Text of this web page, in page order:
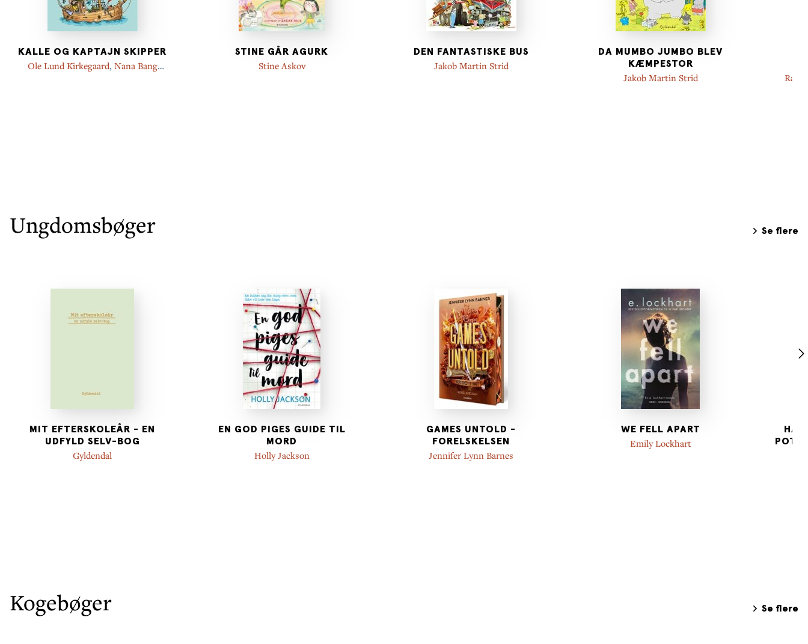
KALLE OG KAPTAJN SKIPPER
Ole Lund Kirkegaard, Nana Bang
STINE GÅR AGURK
Stine Askov
DEN FANTASTISKE BUS
Jakob Martin Strid
DA MUMBO JUMBO BLEV
KÆMPESTOR
Jakob Martin Strid
Ungdomsbøger Se flere
MIT EFTERSKOLEÅR - EN
UDFYLD SELV-BOG
Gyldendal
EN GOD PIGES GUIDE TIL
MORD
Holly Jackson
GAMES UNTOLD -
FORELSKELSEN
Jennifer Lynn Barnes
WE FELL APART
Emily Lockhart
Kogebøger Se flere